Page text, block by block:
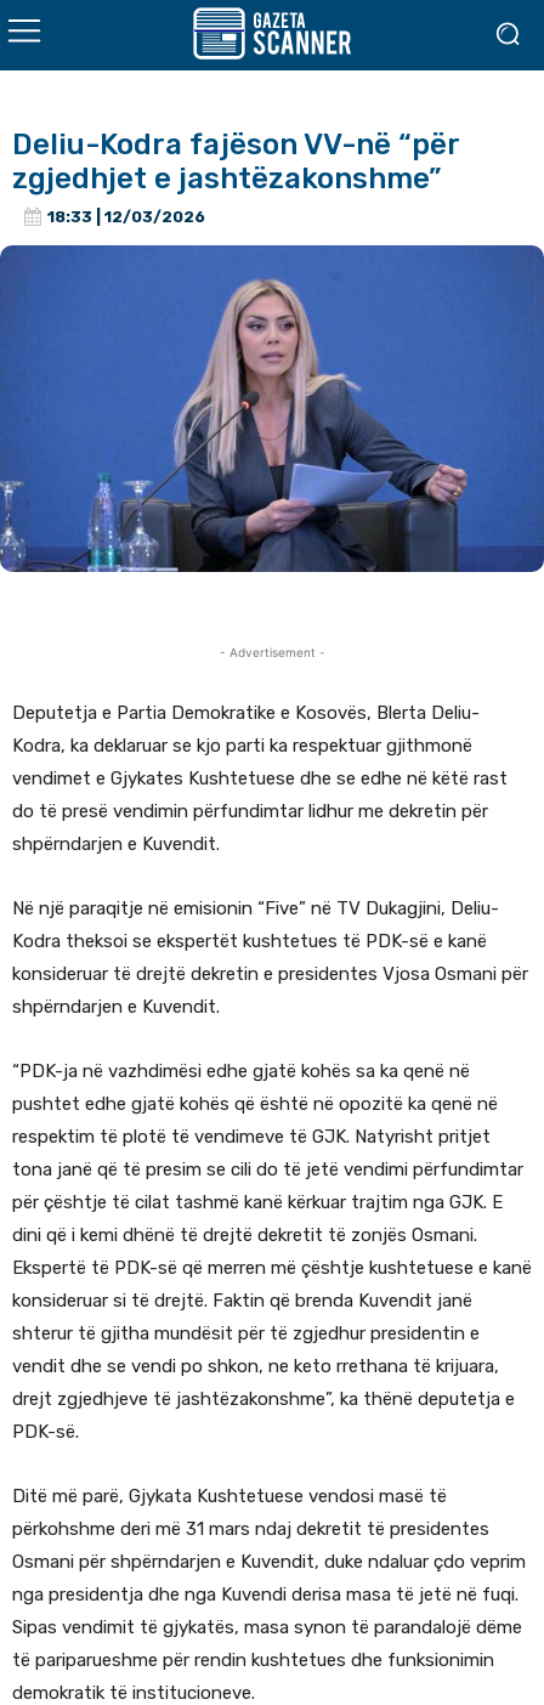
Deliu-Kodra fajëson VV-në “për
zgjedhjet e jashtëzakonshme”
18:33 | 12/03/2026
- Advertisement -
Deputetja e Partia Demokratike e Kosovës, Blerta Deliu-
Kodra, ka deklaruar se kjo parti ka respektuar gjithmonë
vendimet e Gjykates Kushtetuese dhe se edhe në këtë rast
do të presë vendimin përfundimtar lidhur me dekretin për
shpërndarjen e Kuvendit.
Në një paraqitje në emisionin “Five” në TV Dukagjini, Deliu-
Kodra theksoi se ekspertët kushtetues të PDK-së e kanë
konsideruar të drejtë dekretin e presidentes Vjosa Osmani për
shpërndarjen e Kuvendit.
“PDK-ja në vazhdimësi edhe gjatë kohës sa ka qenë në
pushtet edhe gjatë kohës që është në opozitë ka qenë në
respektim të plotë të vendimeve të GJK. Natyrisht pritjet
tona janë që të presim se cili do të jetë vendimi përfundimtar
për çështje të cilat tashmë kanë kërkuar trajtim nga GJK. E
dini që i kemi dhënë të drejtë dekretit të zonjës Osmani.
Ekspertë të PDK-së që merren më çështje kushtetuese e kanë
konsideruar si të drejtë. Faktin që brenda Kuvendit janë
shterur të gjitha mundësit për të zgjedhur presidentin e
vendit dhe se vendi po shkon, ne keto rrethana të krijuara,
drejt zgjedhjeve të jashtëzakonshme”, ka thënë deputetja e
PDK-së.
Ditë më parë, Gjykata Kushtetuese vendosi masë të
përkohshme deri më 31 mars ndaj dekretit të presidentes
Osmani për shpërndarjen e Kuvendit, duke ndaluar çdo veprim
nga presidentja dhe nga Kuvendi derisa masa të jetë në fuqi.
Sipas vendimit të gjykatës, masa synon të parandalojë dëme
të pariparueshme për rendin kushtetues dhe funksionimin
demokratik të institucioneve.